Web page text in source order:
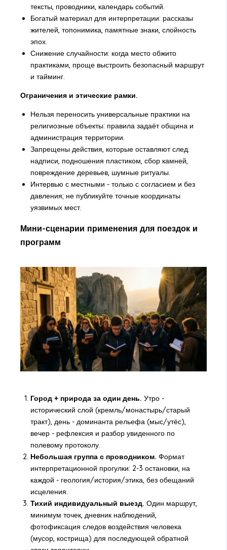
тексты, проводники, календарь событий.
Богатый материал для интерпретации: рассказы
жителей, топонимика, памятные знаки, слойность
эпох.
Снижение случайности: когда место обжито
практиками, проще выстроить безопасный маршрут
и тайминг.
Ограничения и этические рамки.
Нельзя переносить универсальные практики на
религиозные объекты: правила задаёт община и
администрация территории.
Запрещены действия, которые оставляют след:
надписи, подношения пластиком, сбор камней,
повреждение деревьев, шумные ритуалы.
Интервью с местными - только с согласием и без
давления; не публикуйте точные координаты
уязвимых мест.
Мини-сценарии применения для поездок и
программ
Город + природа за один день. Утро -
исторический слой (кремль/монастырь/старый
тракт), день - доминанта рельефа (мыс/утёс),
вечер - рефлексия и разбор увиденного по
полевому протоколу.
Небольшая группа с проводником. Формат
интерпретационной прогулки: 2-3 остановки, на
каждой - геология/история/этика, без обещаний
исцеления.
Тихий индивидуальный выезд. Один маршрут,
минимум точек, дневник наблюдений,
фотофиксация следов воздействия человека
(мусор, кострища) для последующей обратной